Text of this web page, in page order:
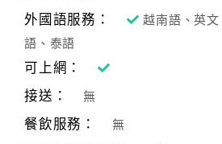
外國語服務：
越南語、英
語、泰語
可上網：
接送：
無
餐飲服務： 無